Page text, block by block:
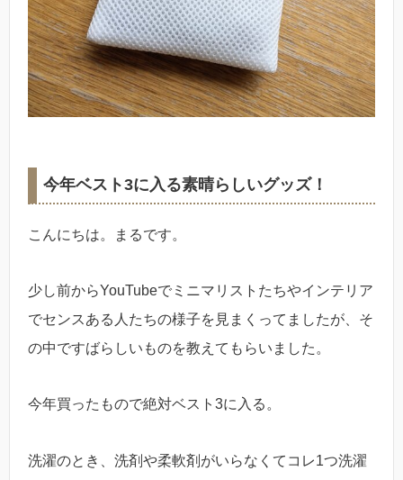
今年ベスト3に入る素晴らしいグッズ！
こんにちは。まるです。
少し前からYouTubeでミニマリストたちやインテリア
でセンスある人たちの様子を見まくってましたが、そ
の中ですばらしいものを教えてもらいました。
今年買ったもので絶対ベスト3に入る。
洗濯のとき、洗剤や柔軟剤がいらなくてコレ1つ洗濯